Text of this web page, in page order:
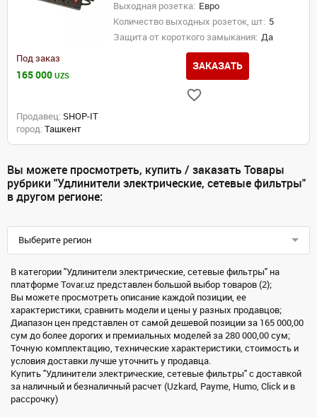
Выходная розетка: Евро
Количество выходных розеток, шт: 5
Защита от короткого замыкания: Да
Под заказ
165 000 UZS
ЗАКАЗАТЬ
Продавец: SHOP-IT
город: Ташкент
Вы можете просмотреть, купить / заказать Товары
рубрики "Удлинители электрические, сетевые фильтры"
в другом регионе:
Выберите регион
В категории "Удлинители электрические, сетевые фильтры" на
платформе Tovar.uz представлен большой выбор товаров (2);
Вы можете просмотреть описание каждой позиции, ее
характеристики, сравнить модели и цены у разных продавцов;
Диапазон цен представлен от самой дешевой позиции за 165 000,00
сум до более дорогих и премиальных моделей за 280 000,00 сум;
Точную комплектацию, технические характеристики, стоимость и
условия доставки лучше уточнить у продавца.
Купить "Удлинители электрические, сетевые фильтры" с доставкой
за наличный и безналичный расчет (Uzkard, Payme, Humo, Click и в
рассрочку)